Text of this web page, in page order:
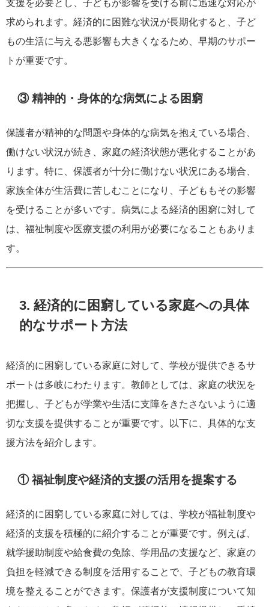
支援を必要とし、子どもが影響を受ける前に迅速な対応が
求められます。経済的に困難な状況が長期化すると、子ど
もの生活に与える悪影響も大きくなるため、早期のサポー
トが重要です。
③ 精神的・身体的な病気による困窮
保護者が精神的な問題や身体的な病気を抱えている場合、
働けない状況が続き、家庭の経済状態が悪化することがあ
ります。特に、保護者が十分に働けない状況にある場合、
家族全体が生活費に苦しむことになり、子どももその影響
を受けることが多いです。病気による経済的困窮に対して
は、福祉制度や医療支援の利用が必要になることもありま
す。
3. 経済的に困窮している家庭への具体
的なサポート方法
経済的に困窮している家庭に対して、学校が提供できるサ
ポートは多岐にわたります。教師としては、家庭の状況を
把握し、子どもが学業や生活に支障をきたさないように適
切な支援を提供することが重要です。以下に、具体的な支
援方法を紹介します。
① 福祉制度や経済的支援の活用を提案する
経済的に困窮している家庭に対しては、学校が福祉制度や
経済的支援を積極的に紹介することが重要です。例えば、
就学援助制度や給食費の免除、学用品の支援など、家庭の
負担を軽減できる制度を活用することで、子どもの教育環
境を整えることができます。保護者が支援制度について知